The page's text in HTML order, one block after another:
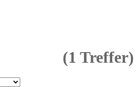
(1 Treffer)